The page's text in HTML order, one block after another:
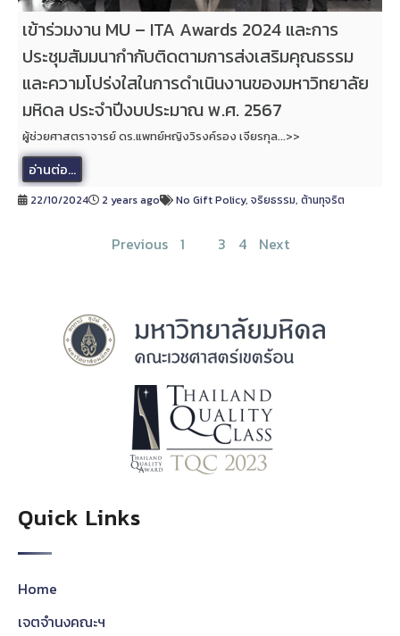
เข้าร่วมงาน MU – ITA Awards 2024 และการ
ประชุมสัมมนากำกับติดตามการส่งเสริมคุณธรรม
และความโปร่งใสในการดำเนินงานของมหาวิทยาลัย
มหิดล ประจำปีงบประมาณ พ.ศ. 2567
ผู้ช่วยศาสตราจารย์ ดร.แพทย์หญิงวิรงค์รอง เจียรกุล...>>
อ่านต่อ...
22/10/2024 2 years ago No Gift Policy, จริยธรรม, ต้านทุจริต
Previous 1 3 4 Next
Quick Links
Home
เจตจำนงคณะฯ